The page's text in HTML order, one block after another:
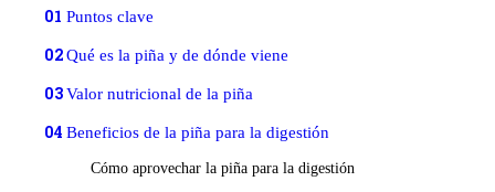
01 Puntos clave
02Qué es la piña y de dónde viene
03Valor nutricional de la piña
04 Beneficios de la piña para la digestión
Cómo aprovechar la piña para la digestión